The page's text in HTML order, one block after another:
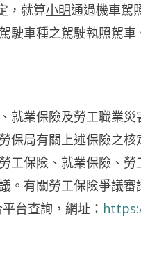
，就算小明通過機車駕
駛車種之駕駛執照駕車
就業保險及勞工職業
保局有關上述保險之
工保險、就業保險、
。有關勞工保險爭議
台查詢，網址：